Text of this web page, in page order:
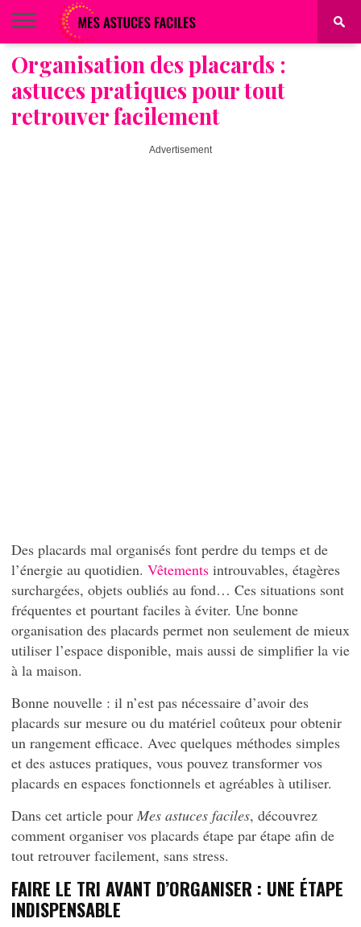
BEAUTÉ
COIFFURE
ALIMENTATION
MAQUILLAGE
MAISON
Organisation des placards :
astuces pratiques pour tout
retrouver facilement
Advertisement
Des placards mal organisés font perdre du temps et de
l’énergie au quotidien. Vêtements introuvables, étagères
surchargées, objets oubliés au fond… Ces situations sont
fréquentes et pourtant faciles à éviter. Une bonne
organisation des placards permet non seulement de mieux
utiliser l’espace disponible, mais aussi de simplifier la vie
à la maison.
Bonne nouvelle : il n’est pas nécessaire d’avoir des
placards sur mesure ou du matériel coûteux pour obtenir
un rangement efficace. Avec quelques méthodes simples
et des astuces pratiques, vous pouvez transformer vos
placards en espaces fonctionnels et agréables à utiliser.
Dans cet article pour Mes astuces faciles, découvrez
comment organiser vos placards étape par étape afin de
tout retrouver facilement, sans stress.
FAIRE LE TRI AVANT D’ORGANISER : UNE ÉTAPE
INDISPENSABLE